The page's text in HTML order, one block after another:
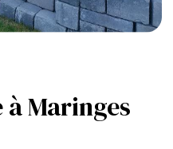
à Maringes